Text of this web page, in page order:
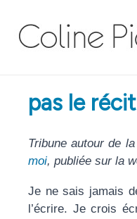
contenu
pas le
Tribune autour de
moi, publiée sur la
Je ne sais jamais
l’écrire. Je crois